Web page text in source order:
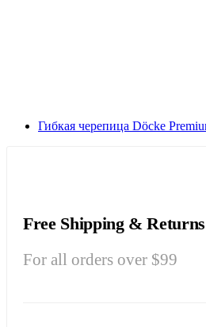
Гибкая черепица Döcke
Free Shipping & Returns
For all orders over $99